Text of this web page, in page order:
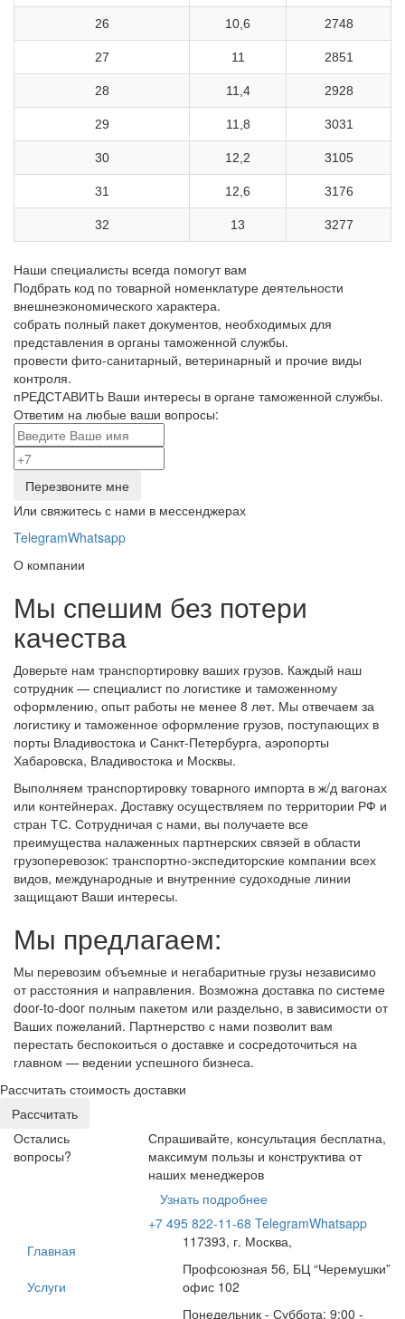
26 10,6 2748
27 11 2851
28 11,4 2928
29 11,8 3031
30 12,2 3105
31 12,6 3176
32 13 3277
Наши специалисты всегда помогут вам
Подбрать код по товарной номенклатуре деятельности
внешнеэкономического характера.
собрать полный пакет документов, необходимых для
представления в органы таможенной службы.
провести фито-санитарный, ветеринарный и прочие виды
контроля.
пРЕДСТАВИТЬ Ваши интересы в органе таможенной службы.
Ответим на любые ваши вопросы:
Перезвоните мне
Или свяжитесь с нами в мессенджерах
TelegramWhatsapp
О компании
Мы спешим без потери
качества
Доверьте нам транспортировку ваших грузов. Каждый наш
сотрудник — специалист по логистике и таможенному
оформлению, опыт работы не менее 8 лет. Мы отвечаем за
логистику и таможенное оформление грузов, поступающих в
порты Владивостока и Санкт-Петербурга, аэропорты
Хабаровска, Владивостока и Москвы.
Выполняем транспортировку товарного импорта в ж/д вагонах
или контейнерах. Доставку осуществляем по территории РФ и
стран ТС. Сотрудничая с нами, вы получаете все
преимущества налаженных партнерских связей в области
грузоперевозок: транспортно-экспедиторские компании всех
видов, международные и внутренние судоходные линии
защищают Ваши интересы.
Мы предлагаем:
Мы перевозим объемные и негабаритные грузы независимо
от расстояния и направления. Возможна доставка по системе
door-to-door полным пакетом или раздельно, в зависимости от
Ваших пожеланий. Партнерство с нами позволит вам
перестать беспокоиться о доставке и сосредоточиться на
главном — ведении успешного бизнеса.
Рассчитать стоимость доставки
Рассчитать
Остались
вопросы?
Спрашивайте, консультация бесплатна,
максимум пользы и конструктива от
наших менеджеров
Узнать подробнее
+7 495 822-11-68 TelegramWhatsapp
Главная
Услуги
117393, г. Москва,
Профсоюзная 56, БЦ “Черемушки”
офис 102
Понедельник - Суббота: 9:00 -